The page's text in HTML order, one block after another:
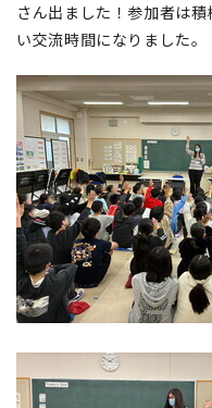
さん出ました！参加者は
い交流時間になりました。